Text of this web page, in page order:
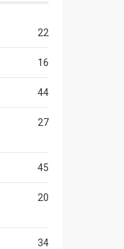
22
16
44
27
45
20
34